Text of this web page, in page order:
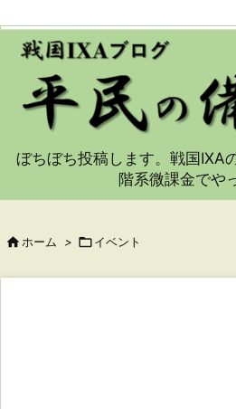
ぼちぼち投稿します。戦国IXA
階系微課金でや
 ホーム > イベント